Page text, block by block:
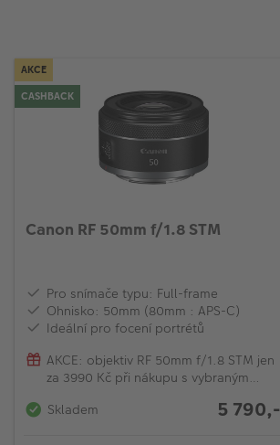
AKCE
CASHBACK
Canon RF 50mm f/1.8 STM
Pro snímače typu: Full-frame
Ohnisko: 50mm (80mm : APS-C)
Ideální pro focení portrétů
AKCE: objektiv RF 50mm f/1.8 STM jen
za 3990 Kč při nákupu s vybraným
Skladem 5 790,-